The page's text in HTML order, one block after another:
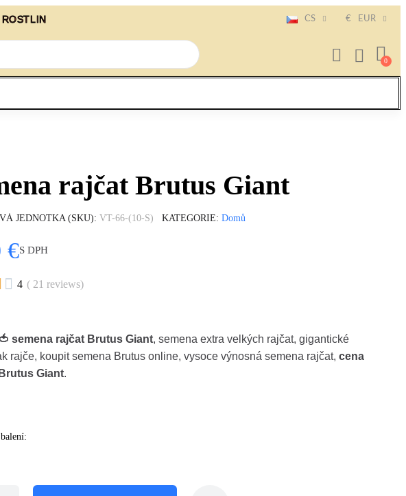
CS € EUR
rajčat Brutus Giant
JEDNOTKA (SKU) VT-66-(10-S) KATEGORIE Domů
€S DPH
 4 ( 21 reviews)
semena rajčat Brutus Giant, semena extra velkých rajčat, gigantické
rajče, koupit semena Brutus online, vysoce výnosná semena rajčat, cena
Giant.